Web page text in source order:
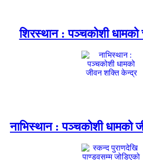
शिरस्थान : पञ्चकोशी
नाभिस्थान : पञ्चकोशी धामको